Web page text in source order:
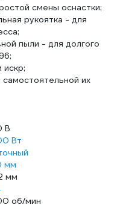
смены оснастки;
рукоятка - для
пыли - для долгого
их
В
Вт
мм
мм
об/мин